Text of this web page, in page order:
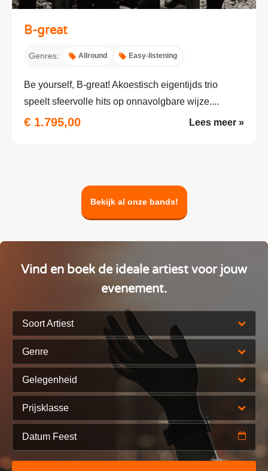
B-great
Genres: Allround Easy-listening
Be yourself, B-great! Akoestisch eigentijds trio
speelt sfeervolle hits op onnavolgbare wijze....
€ 1.795,00 Lees meer »
Bekijk al onze bands!
Vind en boek de ideale artiest voor jouw
evenement.
Soort Artiest
Genre
Gelegenheid
Prijsklasse